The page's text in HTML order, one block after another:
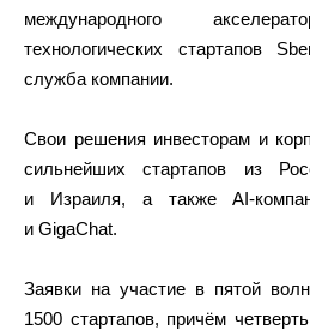
международного
технологических стартапов
служба компании.
Свои решения инвесторам и
сильнейших стартапов из
и Израиля, а также AI-
и GigaChat.
Заявки на участие в пятой
1500 стартапов, причём